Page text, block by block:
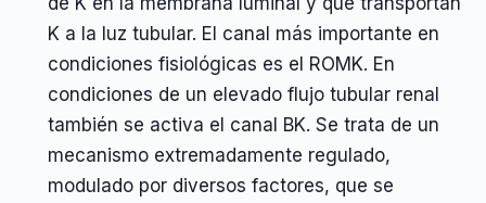
K a la luz tubular. El canal más importante en
condiciones fisiológicas es el ROMK. En
condiciones de un elevado flujo tubular renal
también se activa el canal BK. Se trata de un
mecanismo extremadamente regulado,
modulado por diversos factores, que se